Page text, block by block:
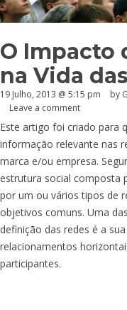
O Impacto
na Vida
19 Julho, 2013 @ 5:15 pm by
Leave a comment
Este artigo foi criado para
informação relevante nas
marca e/ou empresa.
estrutura social composta
por um ou vários tipos de
objetivos comuns. Uma
definição das redes é a
relacionamentos
participantes.